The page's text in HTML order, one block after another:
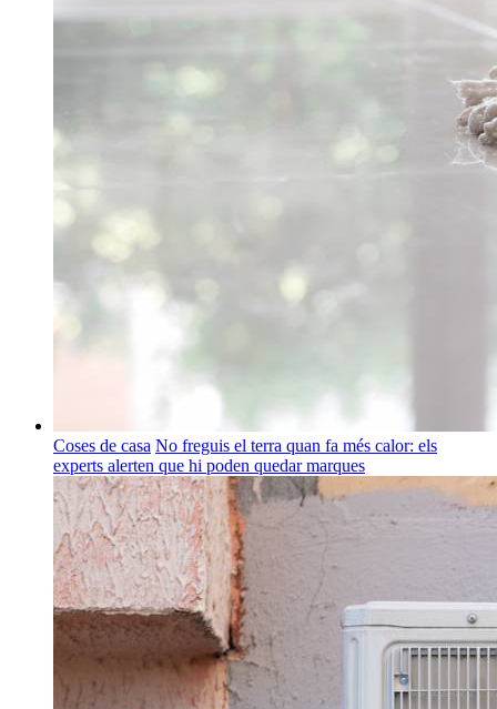
Coses de casa No freguis el terra quan fa més calor: els
experts alerten que hi poden quedar marques